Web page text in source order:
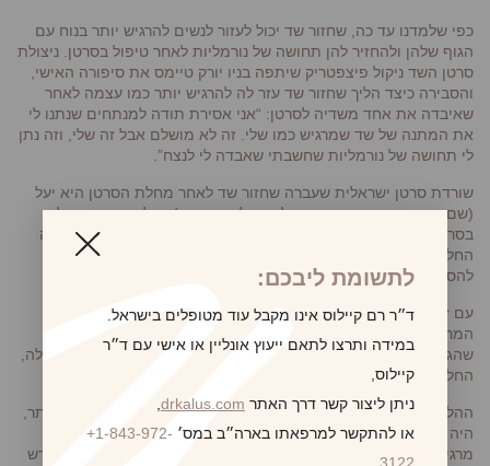
כפי שלמדנו עד כה, שחזור שד יכול לעזור לנשים להרגיש יותר בנוח עם
הגוף שלהן ולהחזיר להן תחושה של נורמליות לאחר טיפול בסרטן. ניצולת
סרטן השד ניקול פיצפטריק שיתפה בניו יורק טיימס את סיפורה האישי,
והסבירה כיצד הליך שחזור שד עזר לה להרגיש יותר כמו עצמה לאחר
שאיבדה את אחד משדיה לסרטן: “אני אסירת תודה למנתחים שנתנו לי
את המתנה של שד שמרגיש כמו שלי. זה לא מושלם אבל זה שלי, וזה נתן
לי תחושה של נורמליות שחשבתי שאבדה לי לנצח”.
שורדת סרטן ישראלית שעברה שחזור שד לאחר מחלת הסרטן היא יעל
(שם משפחה שמור עמנו כדי להגן על פרטיותה). יעל אובחנה כחולה
בסרטן השד בגיל 40, ועברה כריתת שד להסרת השד הפגוע. בתחילה
החליטה נגד שחזור שד, מתוך תחושה שאין צורך בכך ושהיא יכולה
להסתדר בלעדיו.
עם זאת, ככל שחלף הזמן, החלה יעל לחוש יותר ויותר לא בנוח עם
המראה שלה. היא נאבקה למצוא בגדים שנראים עליה טוב והרגישה
שהגוף שלה יצא מאיזון. לאחר מחשבה רבה והתייעצות עם הרופא שלה,
החליטה יעל לעבור שחזור שד.
ההליך הצליח, ויעל שמחה מאד על התוצאות. היא הרגישה בטוחה יותר,
היה לה נוח יותר בחיי היומיום ובתפקוד נורמלי והיא דיווחה שהיא
מרגישה ש”חזרה לעצמה”. היא יכלה ללבוש את הבגדים שרצתה ולחדש
לתשומת ליבכם:
ד״ר רם קיילוס אינו מקבל עוד מטופלים בישראל.
במידה ותרצו לתאם ייעוץ אונליין או אישי עם ד״ר
קיילוס,
ניתן ליצור קשר דרך האתר drkalus.com
או להתקשר למרפאתו בארה״ב במס׳ +1-843-972-
3122